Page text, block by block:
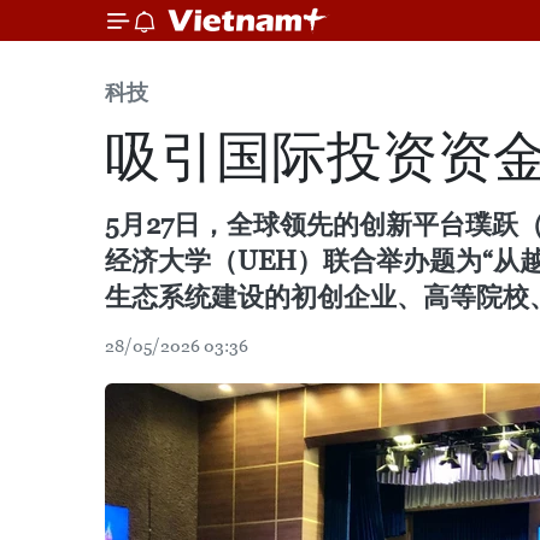
科技
吸引国际投资资
5月27日，全球领先的创新平台璞跃
经济大学（UEH）联合举办题为“从
生态系统建设的初创企业、高等院
28/05/2026 03:36